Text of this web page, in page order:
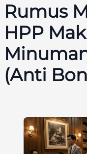
Rumus
HPP
(Anti